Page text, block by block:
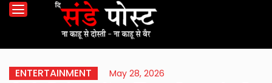
ENTERTAINMENT May 28, 2026